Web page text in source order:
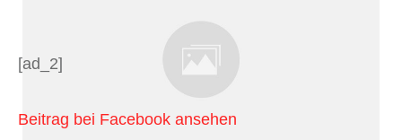
[ad_2]
Beitrag bei Facebook ansehen